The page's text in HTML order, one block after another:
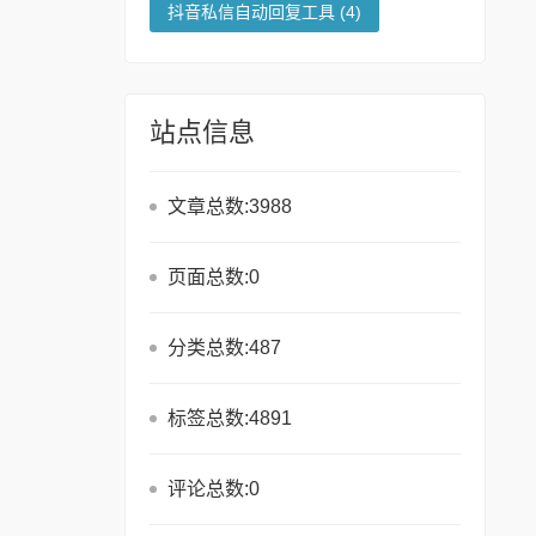
抖音私信自动回复工具(4)
站点信息
文章总数:3988
页面总数:0
分类总数:487
标签总数:4891
评论总数:0